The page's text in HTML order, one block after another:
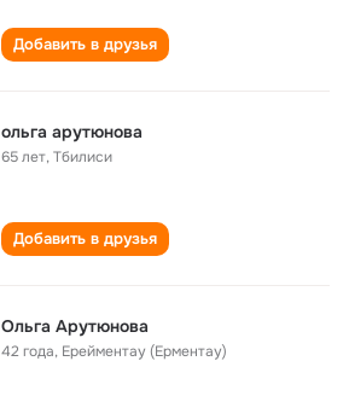
Добавить в друзья
ольга арутюнова
65 лет,Тбилиси
Добавить в друзья
Ольга Арутюнова
42 года, Ерейментау (Ерментау)